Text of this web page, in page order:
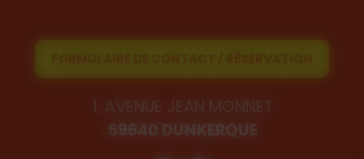
1, AVENUE JEAN MONNET
59640 DUNKERQUE